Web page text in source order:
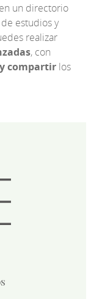
un directorio
estudios y
realizar
, con
compartir los